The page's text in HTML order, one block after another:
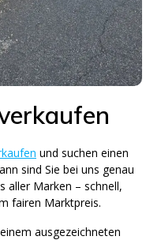
und suchen einen
sind Sie bei uns genau
aller Marken – schnell,
fairen Marktpreis.
ausgezeichneten